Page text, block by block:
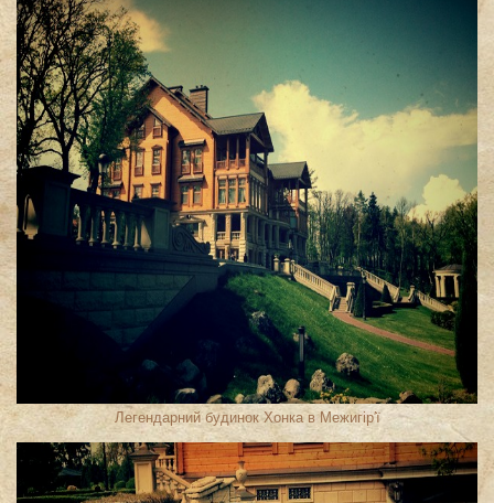
Легендарний будинок Хонка в Межигір′ї